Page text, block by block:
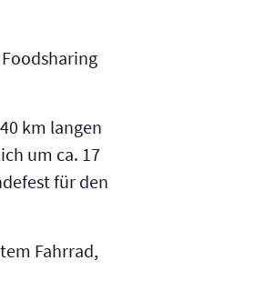
km langen
um ca. 17
für den
Fahrrad,